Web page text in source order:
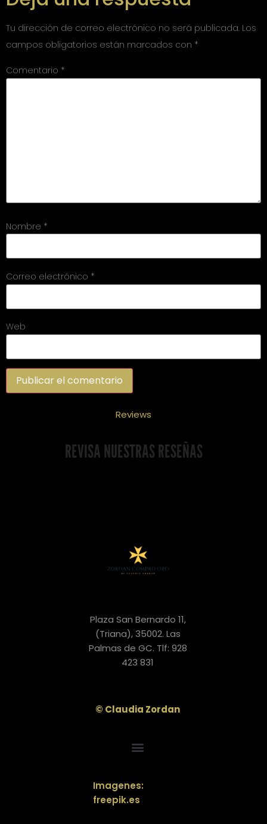
Tu dirección de correo electrónico no será publicada. Los
campos obligatorios están marcados con *
Comentario *
Nombre *
Correo electrónico *
Web
Reviews
REVISA NUESTRAS RESEÑAS
Plaza San Bernardo 11,
(Triana), 35002. Las
Palmas de GC. Tlf: 928
423 831
© Claudia Zordan
Imagenes:
freepik.es